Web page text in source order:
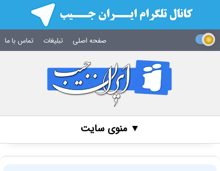
صفحه اصلی تبلیغات تماس با ما
▼ منوی سایت